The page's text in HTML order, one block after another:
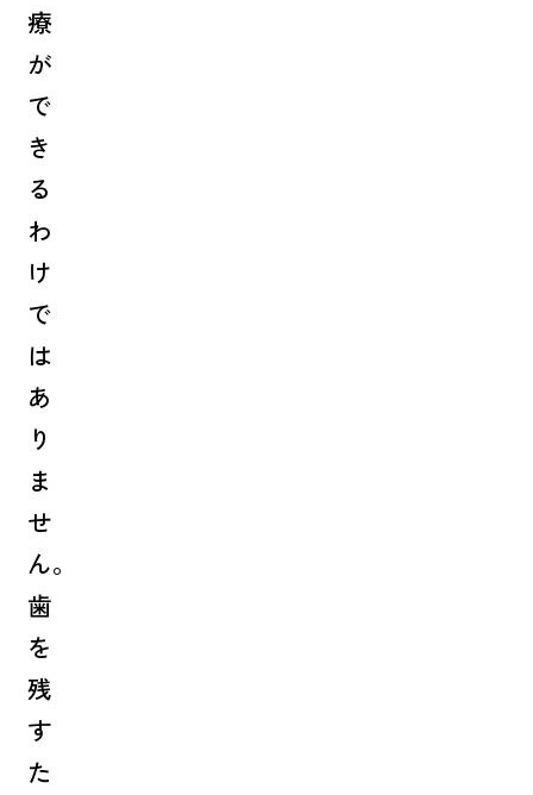
療
が
で
き
る
わ
け
で
は
あ
り
ま
せ
ん。
歯
を
残
す
た